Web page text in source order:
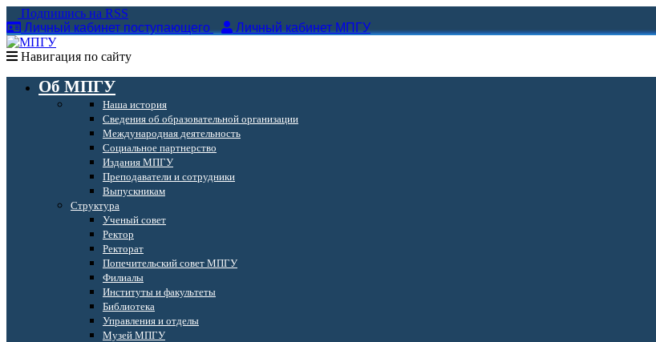
Подпишись на RSS
Личный кабинет поступающего
Личный кабинет МПГУ
Навигация по сайту
Об МПГУ
Наша история
Сведения об образовательной организации
Международная деятельность
Социальное партнерство
Издания МПГУ
Преподаватели и сотрудники
Выпускникам
Структура
Ученый совет
Ректор
Ректорат
Попечительский совет МПГУ
Филиалы
Институты и факультеты
Библиотека
Управления и отделы
Музей МПГУ